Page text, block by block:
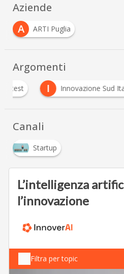
Aziende
A
ARTI Puglia
Argomenti
I Innovazione Sud
Canali
Startup
L’intelligenza
l’innovazione
Filtra per topic